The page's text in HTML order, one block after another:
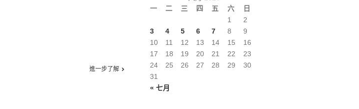
進一步了解
一
二 三 四 五 六 日
« 七月
1
2
3
4 5 6 7 8
9
10
11 12 13 14 15
16
17
18 19 20 21 22
23
24
25 26 27 28 29
30
31